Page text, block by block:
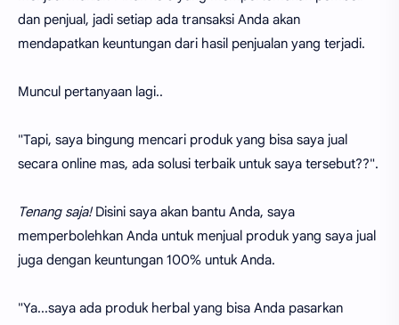
dan penjual, jadi setiap ada transaksi Anda akan
mendapatkan keuntungan dari hasil penjualan yang terjadi.
Muncul pertanyaan lagi..
"Tapi, saya bingung mencari produk yang bisa saya jual
secara online mas, ada solusi terbaik untuk saya tersebut??".
Tenang saja!Disini saya akan bantu Anda, saya
memperbolehkan Anda untuk menjual produk yang saya jual
juga dengan keuntungan 100% untuk Anda.
"Ya...saya ada produk herbal yang bisa Anda pasarkan